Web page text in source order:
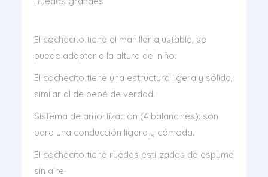
El cochecito tiene el manillar ajustable, se
puede adaptar a la altura del niño.
El cochecito tiene una estructura ligera y sólida,
similar al de bebé de verdad.
Sistema de amortización (4 balancines): son
para una conducción ligera y cómoda.
El cochecito tiene ruedas estilizadas de espuma
sin aire.